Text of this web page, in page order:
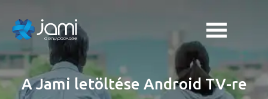
A Jami letöltése Android TV-re